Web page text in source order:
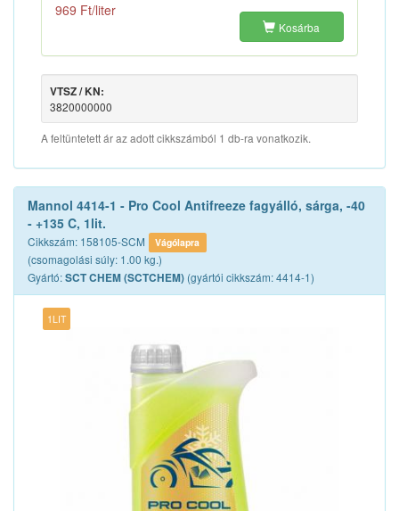
969 Ft/liter
Kosárba
VTSZ / KN:
3820000000
A feltüntetett ár az adott cikkszámból 1 db-ra vonatkozik.
Mannol 4414-1 - Pro Cool Antifreeze fagyálló, sárga, -40
- +135 C, 1lit.
Cikkszám: 158105-SCM Vágólapra
(csomagolási súly: 1.00 kg.)
Gyártó:SCT CHEM (SCTCHEM) (gyártói cikkszám: 4414-1)
1LIT